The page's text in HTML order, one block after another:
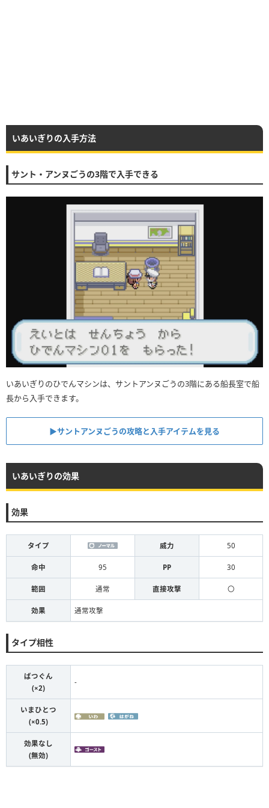
いあいぎりの入手方法
サント・アンヌごうの3階で入手できる
いあいぎりのひでんマシンは、サントアンヌごうの3階にある船長室で船
長から入手できます。
▶︎サントアンヌごうの攻略と入手アイテムを見る
いあいぎりの効果
効果
タイプ 威力 50
命中 95 PP 30
範囲 通常 直接攻撃 〇
効果 通常攻撃
タイプ相性
ばつぐん
(×2)
-
いまひとつ
(×0.5)
効果なし
(無効)